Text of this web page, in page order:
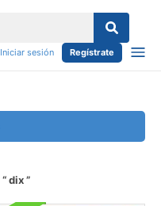
Iniciar sesión Regístrate
dix